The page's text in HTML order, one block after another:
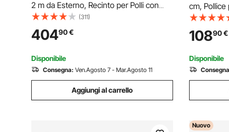
2 m da Esterno, Recinto per Polli con
Copertura Impermeabile, Tetto a Guglia,
con Serratura, per Anatre e Conigli
Pollame in Fattorie Giardini e Allevamenti
(311)
40490€
Disponibile
Consegna: Ven.Agosto 7 - Mar.Agosto 11
Aggiungi al carrello
cm,
pesanti
cm,
nero con
10890€
Disponibile
Nuovo